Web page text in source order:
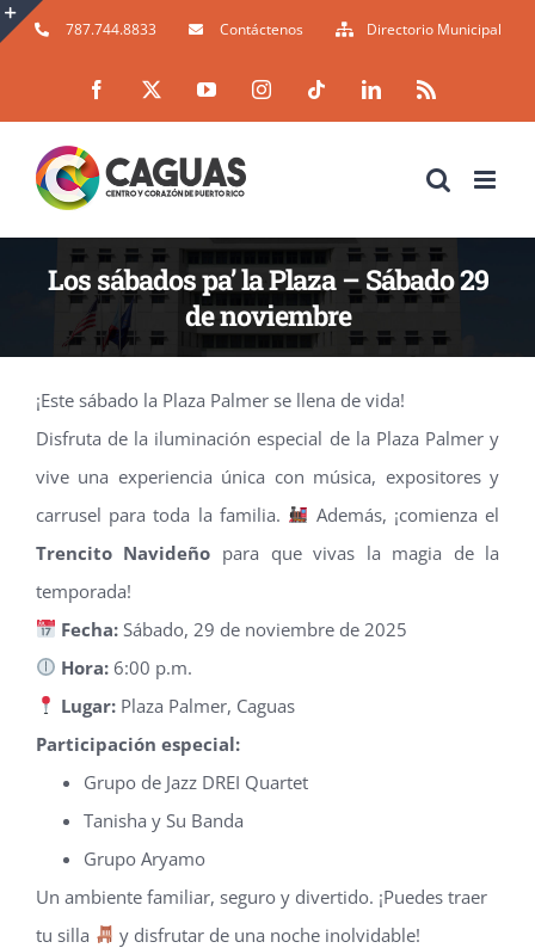
Skip
787.744.8833 Contáctenos Directorio Municipal
Facebook YouTubeInstagramTiktok LinkedIn
Los sábados pa’ la Plaza – Sábado 29
de noviembre
¡Este sábado la Plaza Palmer se llena de vida!
Disfruta de la iluminación especial de la Plaza Palmer y
vive una experiencia única con música, expositores y
carrusel para toda la familia.
Además, ¡comienza el
Trencito Navideño para que vivas la magia de la
temporada!
Fecha: Sábado, 29 de noviembre de 2025
Hora: 6:00 p.m.
Lugar: Plaza Palmer, Caguas
Participación especial:
Grupo de Jazz DREI Quartet
Tanisha y Su Banda
Grupo Aryamo
Un ambiente familiar, seguro y divertido. ¡Puedes traer
tu silla
y disfrutar de una noche inolvidable!